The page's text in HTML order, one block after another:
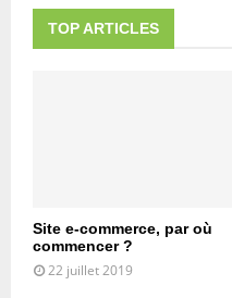
TOP ARTICLES
Site e-commerce, par où
commencer ?
22 juillet 2019